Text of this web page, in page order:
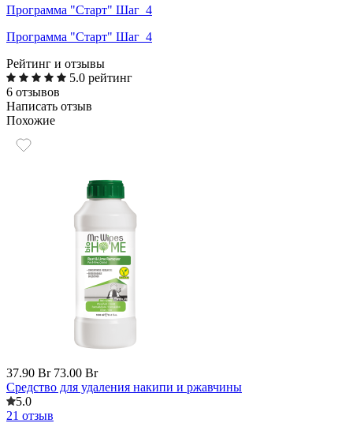
Программа "Старт" Шаг_4
Программа "Старт" Шаг_4
Рейтинг и отзывы
5.0 рейтинг
6 отзывов
Написать отзыв
Похожие
37.90 Br 73.00 Br
Средство для удаления накипи и ржавчины
5.0
21 отзыв